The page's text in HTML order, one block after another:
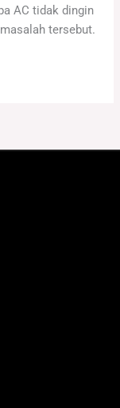
AC tidak dingin
tersebut.